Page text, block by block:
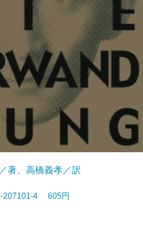
著、高橋義孝／訳
207101-4 605円